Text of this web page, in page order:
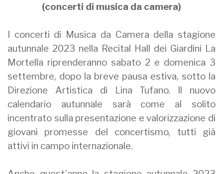
(concerti di musica da camera)
I concerti di Musica da Camera della stagione
autunnale 2023 nella Recital Hall dei Giardini La
Mortella riprenderanno sabato 2 e domenica 3
settembre, dopo la breve pausa estiva, sotto la
Direzione Artistica di Lina Tufano. Il nuovo
calendario autunnale sarà come al solito
incentrato sulla presentazione e valorizzazione di
giovani promesse del concertismo, tutti già
attivi in campo internazionale.